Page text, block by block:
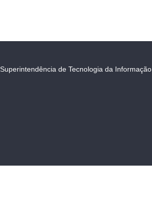
Superintendência de Tecnologia da Informação